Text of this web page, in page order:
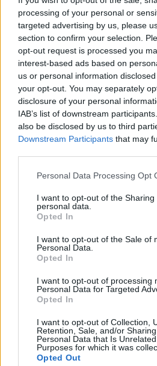
processing of your personal or
targeted advertising by us, please
section to confirm your selection.
opt-out request is processed you
interest-based ads based on
us or personal information
your opt-out. You may separately
disclosure of your personal
IAB’s list of downstream
also be disclosed by us to third
Downstream Participants that may
Personal Data Processing Opt
I want to opt-out of the Sharing
personal data.
Opted In
I want to opt-out of the Sale of
Personal Data.
Opted In
I want to opt-out of processing
Personal Data for Targeted
Opted In
I want to opt-out of Collection,
Retention, Sale, and/or
Personal Data that Is
Purposes for which it was
Opted Out
κινητά και η καταβολή του φόρου
φόρος βεβαιώνεται και
(3) ημερών από τη βεβαίωση.
ΚΛΗΡΟΝΟΜΙΕΣ
Ανακοινώθηκε από την Ντουμπάι ο